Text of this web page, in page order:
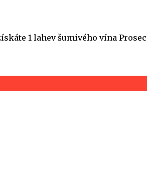
1 lahev šumivého vína